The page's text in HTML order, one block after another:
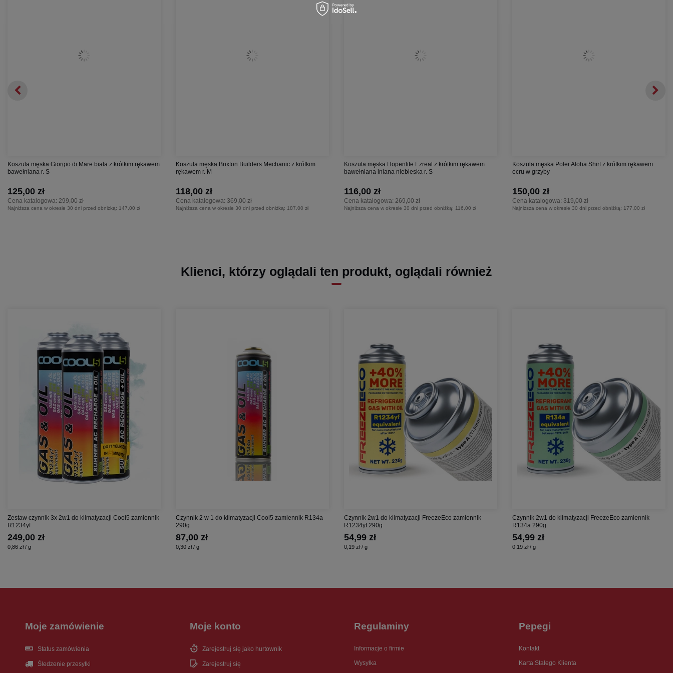
Koszula męska Giorgio di Mare biała z krótkim rękawem
bawełniana r. S
Cena katalogowa: 299,00 zł
125,00 zł
Najniższa cena w okresie 30 dni przed obniżką: 147,00 zł
Koszula męska Brixton Builders Mechanic z krótkim
rękawem r. M
Cena katalogowa: 369,00 zł
118,00 zł
Najniższa cena w okresie 30 dni przed obniżką: 187,00 zł
Koszula męska Hopenlife Ezreal z krótkim rękawem
bawełniana lniana niebieska r. S
Cena katalogowa: 269,00 zł
116,00 zł
Najniższa cena w okresie 30 dni przed obniżką: 116,00 zł
Koszula męska Poler Aloha Shirt z krótkim rękawem
ecru w grzyby
Cena katalogowa: 319,00 zł
150,00 zł
Najniższa cena w okresie 30 dni przed obniżką: 177,00 zł
Klienci, którzy oglądali ten produkt, oglądali również
Zestaw czynnik 3x 2w1 do klimatyzacji Cool5 zamiennik
R1234yf
249,00 zł
0,86 zł / g
Czynnik 2 w 1 do klimatyzacji Cool5 zamiennik R134a
290g
87,00 zł
0,30 zł / g
Czynnik 2w1 do klimatyzacji FreezeEco zamiennik
R1234yf 290g
54,99 zł
0,19 zł / g
Czynnik 2w1 do klimatyzacji FreezeEco zamiennik
R134a 290g
54,99 zł
0,19 zł / g
Moje zamówienie
Status zamówienia
Śledzenie przesyłki
Moje konto
Zarejestruj się jako hurtownik
Zarejestruj się
Regulaminy
Informacje o firmie
Wysyłka
Pepegi
Kontakt
Karta Stałego Klienta